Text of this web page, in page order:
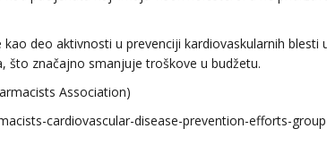
deo aktivnosti u prevenciji kardiovaskularnih blesti
što značajno smanjuje troškove u budžetu.
Association)
cardiovascular-disease-prevention-efforts-group